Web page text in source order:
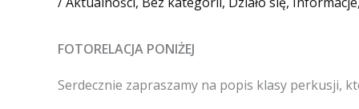
FOTORELACJA PONIŻEJ
Serdecznie zapraszamy na popis klasy perkusji,